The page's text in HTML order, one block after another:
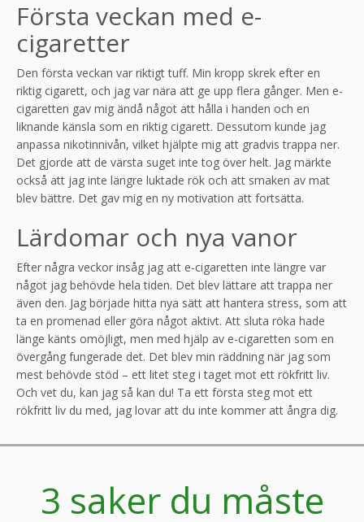
Första veckan med e-
cigaretter
Den första veckan var riktigt tuff. Min kropp skrek efter en
riktig cigarett, och jag var nära att ge upp flera gånger. Men e-
cigaretten gav mig ändå något att hålla i handen och en
liknande känsla som en riktig cigarett. Dessutom kunde jag
anpassa nikotinnivån, vilket hjälpte mig att gradvis trappa ner.
Det gjorde att de värsta suget inte tog över helt. Jag märkte
också att jag inte längre luktade rök och att smaken av mat
blev bättre. Det gav mig en ny motivation att fortsätta.
Lärdomar och nya vanor
Efter några veckor insåg jag att e-cigaretten inte längre var
något jag behövde hela tiden. Det blev lättare att trappa ner
även den. Jag började hitta nya sätt att hantera stress, som att
ta en promenad eller göra något aktivt. Att sluta röka hade
länge känts omöjligt, men med hjälp av e-cigaretten som en
övergång fungerade det. Det blev min räddning när jag som
mest behövde stöd – ett litet steg i taget mot ett rökfritt liv.
Och vet du, kan jag så kan du! Ta ett första steg mot ett
rökfritt liv du med, jag lovar att du inte kommer att ångra dig.
3 saker du måste